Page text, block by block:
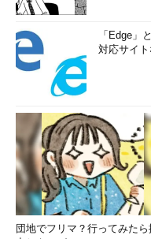
CPU使用率グラフをコア別に表示
「Edge」
対応サイ
団地でフリマ？行ってみたら